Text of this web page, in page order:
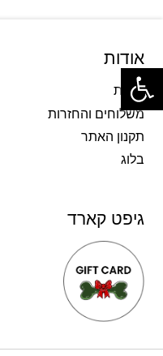
אודות
אודות
משלוחים והחזרות
תקנון האתר
בלוג
גיפט קארד
פתח סרגל